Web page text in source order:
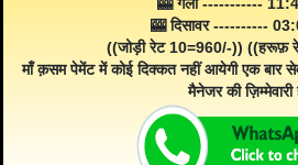
🎰 गली -----------
🎰 दिसावर ----------
((जोड़ी रेट 10=960/-)) ((हरूफ़
माँ क़सम पेमेंट में कोई दिक्कत नहीं आयेगी एक बार
मैनेजर की ज़िम्मेवारी